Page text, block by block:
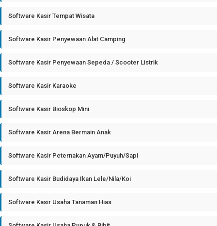
Software Kasir Tempat Wisata
Software Kasir Penyewaan Alat Camping
Software Kasir Penyewaan Sepeda / Scooter Listrik
Software Kasir Karaoke
Software Kasir Bioskop Mini
Software Kasir Arena Bermain Anak
Software Kasir Peternakan Ayam/Puyuh/Sapi
Software Kasir Budidaya Ikan Lele/Nila/Koi
Software Kasir Usaha Tanaman Hias